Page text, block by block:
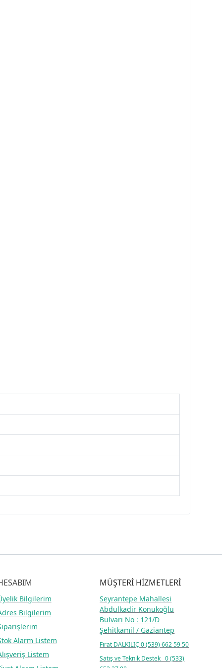
Bilgilerim
Bilgilerim
Alarm Listem
Listem
MÜŞTERİ HİZMETLERİ
Seyrantepe Mahallesi
Abdulkadir Konukoğlu
Bulvarı No : 121/D
Şehitkamil / Gaziantep
Fırat DALKILIÇ0 (539) 662 59 50
Satış ve Teknik Destek 0 (533)